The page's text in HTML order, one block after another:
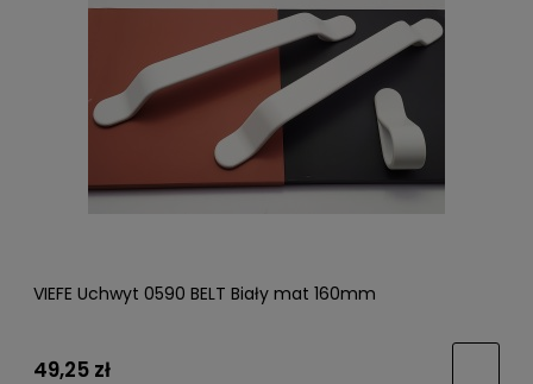
VIEFE Uchwyt 0590 BELT Biały mat 160mm
49,25 zł